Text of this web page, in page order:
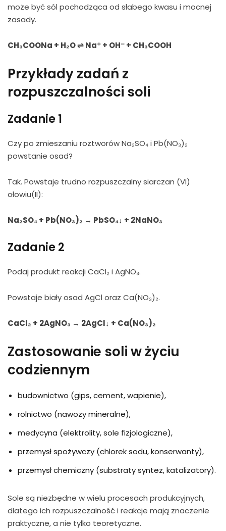
może być sól pochodząca od słabego kwasu i mocnej
zasady.
CH₃COONa + H₂O ⇌ Na⁺ + OH⁻ + CH₃COOH
Przykłady zadań z
rozpuszczalności soli
Zadanie 1
Czy po zmieszaniu roztworów Na₂SO₄ i Pb(NO₃)₂
powstanie osad?
Tak. Powstaje trudno rozpuszczalny siarczan (VI)
ołowiu(II):
Na₂SO₄ + Pb(NO₃)₂ → PbSO₄↓ + 2NaNO₃
Zadanie 2
Podaj produkt reakcji CaCl₂ i AgNO₃.
Powstaje biały osad AgCl oraz Ca(NO₃)₂.
CaCl₂ + 2AgNO₃ → 2AgCl↓ + Ca(NO₃)₂
Zastosowanie soli w życiu
codziennym
budownictwo (gips, cement, wapienie),
rolnictwo (nawozy mineralne),
medycyna (elektrolity, sole fizjologiczne),
przemysł spożywczy (chlorek sodu, konserwanty),
przemysł chemiczny (substraty syntez, katalizatory).
Sole są niezbędne w wielu procesach produkcyjnych,
dlatego ich rozpuszczalność i reakcje mają znaczenie
praktyczne, a nie tylko teoretyczne.